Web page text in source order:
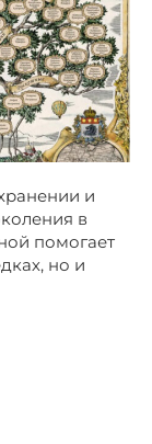
и
в
помогает
но и